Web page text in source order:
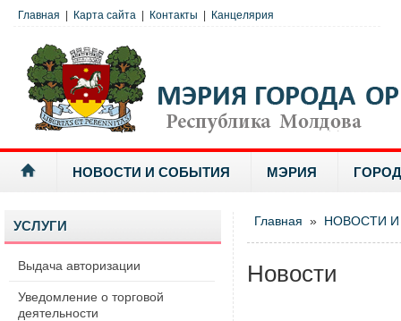
Главная Карта сайта Контакты Канцелярия
НОВОСТИ И СОБЫТИЯ МЭРИЯ
УСЛУГИ
Выдача авторизации
Уведомление о торговой
деятельности
Главная » НОВОСТИ
Новости